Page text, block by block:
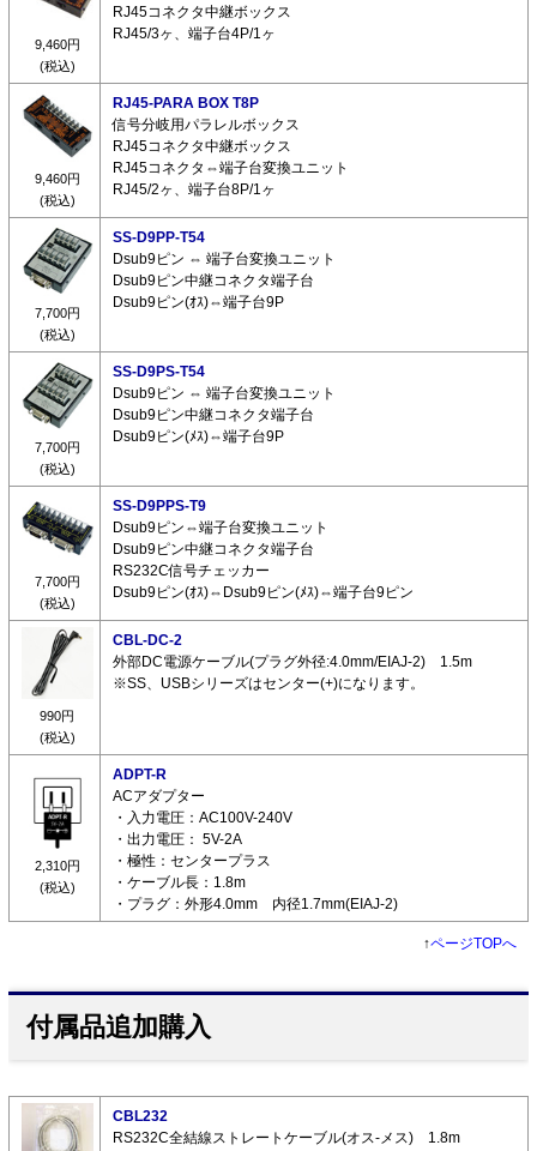
9,460円
(税込)
RJ45コネクタ中継ボックス
RJ45/3ヶ、端子台4P/1ヶ
9,460円
(税込)
RJ45-PARA BOX T8P
信号分岐用パラレルボックス
RJ45コネクタ中継ボックス
RJ45コネクタ⇔端子台変換ユニット
RJ45/2ヶ、端子台8P/1ヶ
7,700円
(税込)
SS-D9PP-T54
Dsub9ピン ⇔ 端子台変換ユニット
Dsub9ピン中継コネクタ端子台
Dsub9ピン(ｵｽ)⇔端子台9P
7,700円
(税込)
SS-D9PS-T54
Dsub9ピン ⇔ 端子台変換ユニット
Dsub9ピン中継コネクタ端子台
Dsub9ピン(ﾒｽ)⇔端子台9P
7,700円
(税込)
SS-D9PPS-T9
Dsub9ピン⇔端子台変換ユニット
Dsub9ピン中継コネクタ端子台
RS232C信号チェッカー
Dsub9ピン(ｵｽ)⇔Dsub9ピン(ﾒｽ)⇔端子台9ピン
990円
(税込)
CBL-DC-2
外部DC電源ケーブル(プラグ外径:4.0mm/EIAJ-2) 1.5m
※SS、USBシリーズはセンター(+)になります。
2,310円
(税込)
ADPT-R
ACアダプター
・入力電圧：AC100V-240V
・出力電圧： 5V-2A
・極性：センタープラス
・ケーブル長：1.8m
・プラグ：外形4.0mm 内径1.7mm(EIAJ-2)
↑ページTOPへ
付属品追加購入
CBL232
RS232C全結線ストレートケーブル(オス-メス) 1.8m